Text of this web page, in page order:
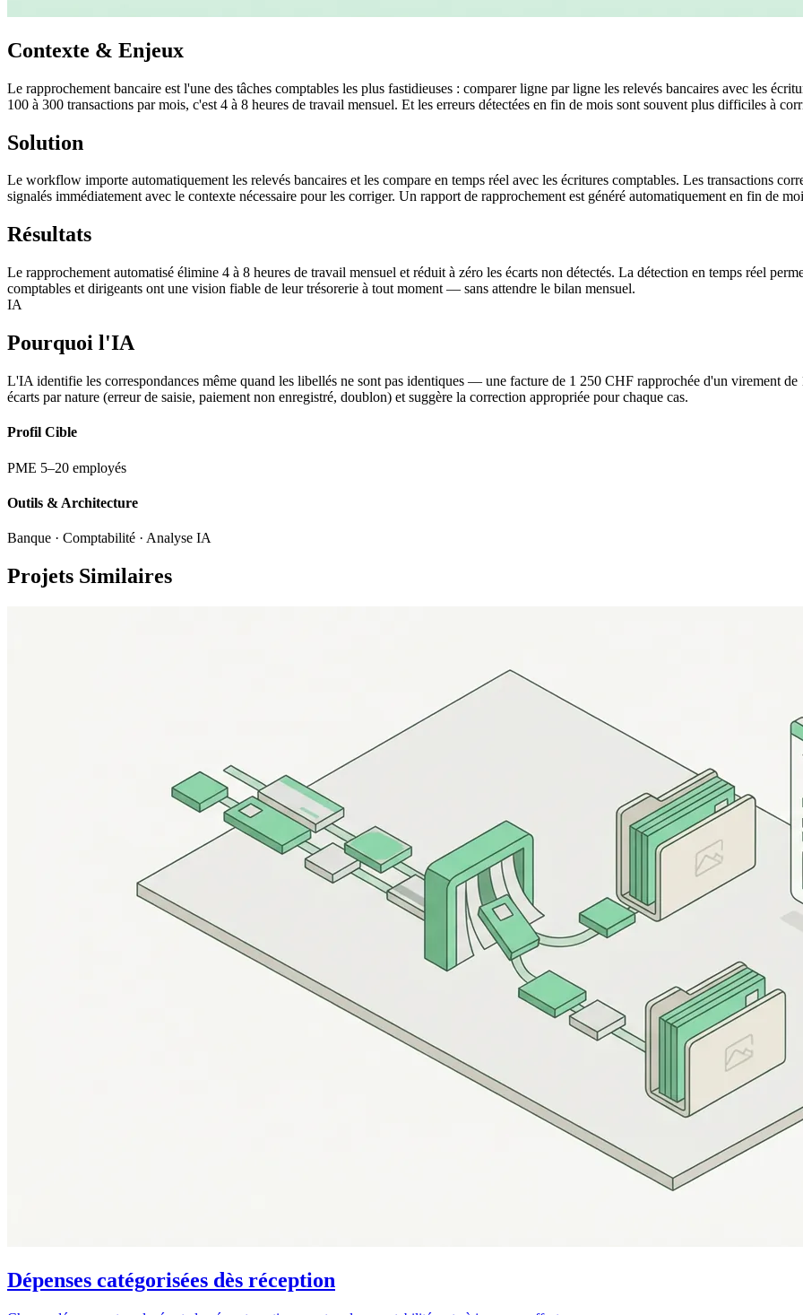
Contexte & Enjeux
Le rapprochement bancaire est l'une des tâches comptables les plus fastidieuses : comparer ligne par ligne les relevés bancaires avec les
100 à 300 transactions par mois, c'est 4 à 8 heures de travail mensuel. Et les erreurs détectées en fin de mois sont souvent plus difficiles à
Solution
Le workflow importe automatiquement les relevés bancaires et les compare en temps réel avec les écritures comptables. Les transactions
signalés immédiatement avec le contexte nécessaire pour les corriger. Un rapport de rapprochement est généré automatiquement en fin de
Résultats
Le rapprochement automatisé élimine 4 à 8 heures de travail mensuel et réduit à zéro les écarts non détectés. La détection en temps réel
comptables et dirigeants ont une vision fiable de leur trésorerie à tout moment — sans attendre le bilan mensuel.
IA
Pourquoi l'IA
L'IA identifie les correspondances même quand les libellés ne sont pas identiques — une facture de 1 250 CHF rapprochée d'un virement
écarts par nature (erreur de saisie, paiement non enregistré, doublon) et suggère la correction appropriée pour chaque cas.
Profil Cible
PME 5–20 employés
Outils & Architecture
Banque · Comptabilité · Analyse IA
Projets Similaires
Dépenses catégorisées dès réception